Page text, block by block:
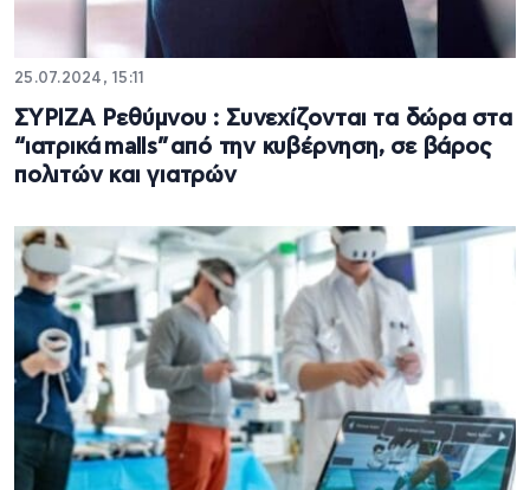
25.07.2024, 15:11
ΣΥΡΙΖΑ Ρεθύμνου : Συνεχίζονται τα δώρα στα
“ιατρικά malls” από την κυβέρνηση, σε βάρος
πολιτών και γιατρών